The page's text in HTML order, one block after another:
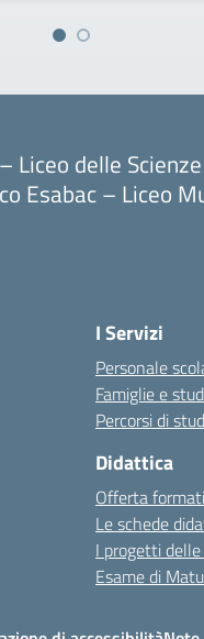
Liceo delle
Esabac – Liceo
I Servizi
Personale
Famiglie e
Percorsi di
Didattica
Offerta
Le schede
I progetti delle
Esame di